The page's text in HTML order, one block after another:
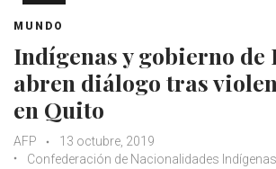
MUNDO
Indígenas y gobierno de
abren diálogo tras
en Quito
AFP
13 octubre, 2019
Confederación de Nacionalidades